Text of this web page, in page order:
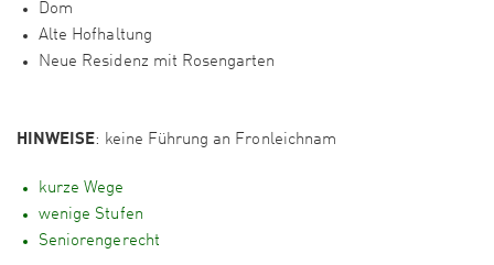
Dom
Alte Hofhaltung
Neue Residenz mit Rosengarten
HINWEISE: keine Führung an Fronleichnam
kurze Wege
wenige Stufen
Seniorengerecht